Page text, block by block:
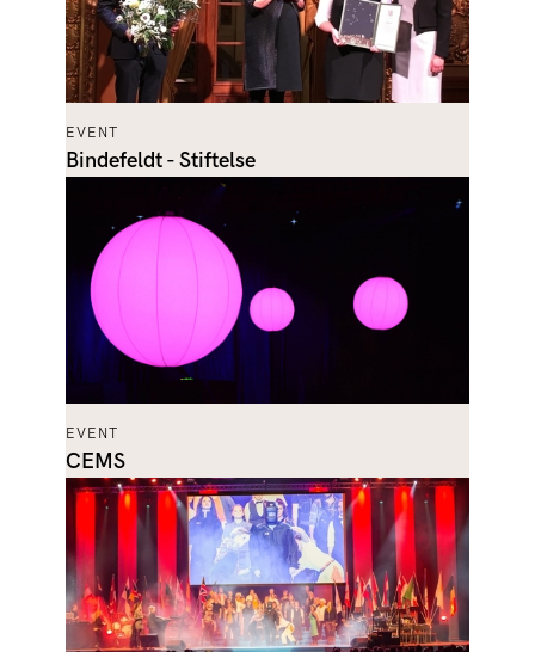
EVENT
Bindefeldt - Stiftelse
EVENT
CEMS